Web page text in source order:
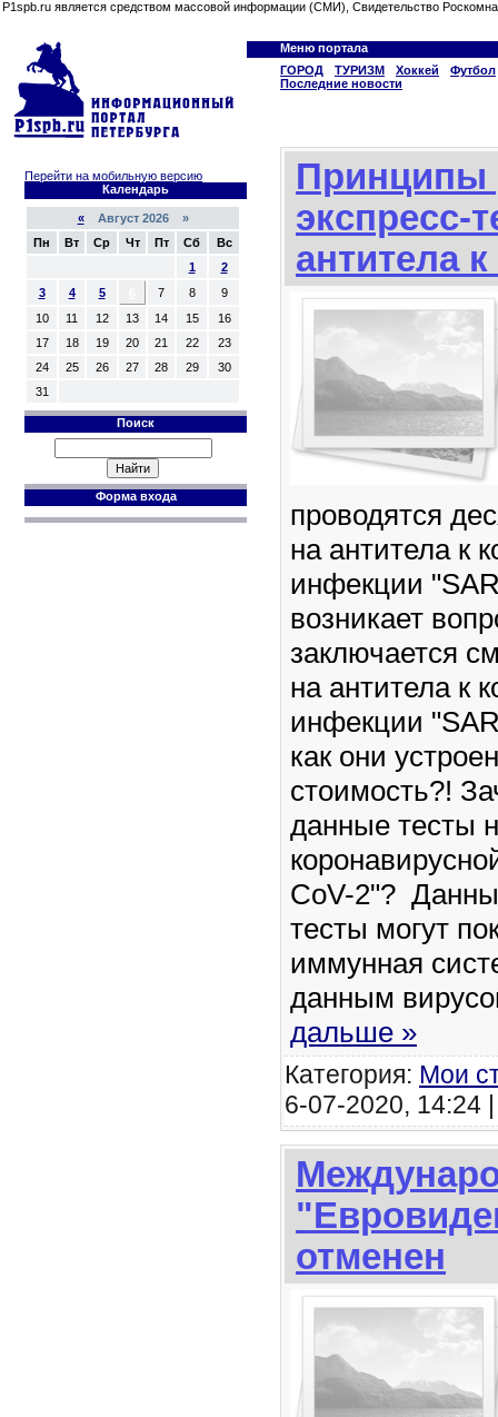
P1spb.ru является средством массовой информации (СМИ), Свидетельство
Меню портала
ГОРОД
ТУРИЗМ Хоккей
Футбол
Последние новости
Перейти на мобильную версию
Календарь
«Август 2026 »
Пн
Вт Ср Чт Пт Сб
Вс
1
2
3
4 5 7 8
9
10
11 12 13 14 15
16
17
18 19 20 21 22
23
24
25 26 27 28 29
30
31
Поиск
Форма входа
Принципы
экспресс-
антитела
проводятся
на антитела к
инфекции
возникает
заключается
на антитела к
инфекции
как они
стоимость?!
данные тесты
CoV-2"?
тесты могут
иммунная
данным
дальше »
Категория: Мои
6-07-2020, 14:24
отменен